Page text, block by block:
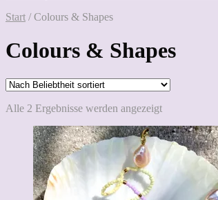
Start /Colours & Shapes
Colours & Shapes
Alle 2 Ergebnisse werden angezeigtNach
sortiert